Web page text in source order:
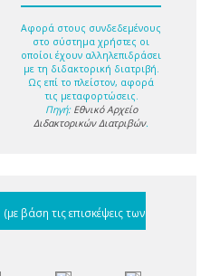
Αφορά στους συνδεδεμένους
στο σύστημα χρήστες οι
οποίοι έχουν αλληλεπιδράσει
με τη διδακτορική διατριβή.
Ως επί το πλείστον, αφορά
τις μεταφορτώσεις.
Πηγή: Εθνικό Αρχείο
Διδακτορικών Διατριβών.
(με βάση τις επισκέψεις των